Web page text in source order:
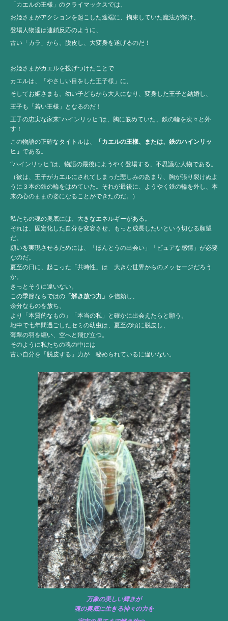
「カエルの王様」のクライマックスでは、
お姫さまがアクションを起こした途端に、拘束していた魔法が解け、
登場人物達は連鎖反応のように、
古い「カラ」から、脱皮し、大変身を遂げるのだ！
お姫さまがカエルを投げつけたことで
カエルは、「やさしい目をした王子様」に、
そしてお姫さまも、幼い子どもから大人になり、変身した王子と結婚し、
王子も「若い王様」となるのだ！
王子の忠実な家来“ハインリッヒ”は、胸に嵌めていた、鉄の輪を次々と外
す！
この物語の正確なタイトルは、
「カエルの王様、または、鉄のハインリッ
ヒ」 である。
“ハインリッヒ”は、物語の最後にようやく登場する、不思議な人物である。
（彼は、王子がカエルにされてしまった悲しみのあまり、胸が張り裂けぬよ
うに３本の鉄の輪をはめていた。それが最後に、ようやく鉄の輪を外し、本
来の心のままの姿になることができたのだ。）
私たちの魂の奥底には、大きなエネルギーがある。
それは、固定化した自分を変容させ、もっと成長したいという切なる願望
だ。
願いを実現させるためには、「ほんとうの出会い」「ピュアな感情」が必要
なのだ。
夏至の日に、起こった「共時性」は 大きな世界からのメッセージだろう
か。
きっとそうに違いない。
この季節ならではの 「解き放つ力」 を信頼し、
余分なものを放ち、
より「本質的なもの」「本当の私」と確かに出会えたらと願う。
地中で七年間過ごしたセミの幼虫は、夏至の頃に脱皮し、
薄翠の羽を纏い、空へと飛び立つ。
そのように私たちの魂の中には
古い自分を「脱皮する」力が 秘められているに違いない。
万象の美しい輝きが
魂の奥底に生きる神々の力を